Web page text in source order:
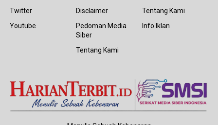
Twitter
Youtube
Disclaimer
Pedoman Media
Siber
Tentang Kami
Tentang Kami
Info Iklan